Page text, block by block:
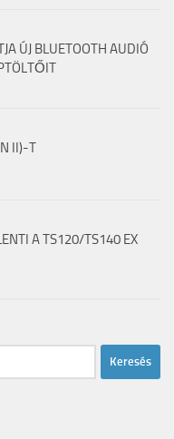
ÚJ BLUETOOTH AUDIÓ
II)-T
A TS120/TS140 EX